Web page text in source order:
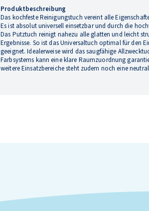
Produktbeschreibung
Das kochfeste Reinigungstuch vereint alle
Es ist absolut universell einsetzbar und durch die
Das Putztuch reinigt nahezu alle glatten und leicht
Ergebnisse. So ist das Universaltuch optimal für den
geeignet. Idealerweise wird das saugfähige
Farbsystems kann eine klare Raumzuordnung
weitere Einsatzbereiche steht zudem noch eine